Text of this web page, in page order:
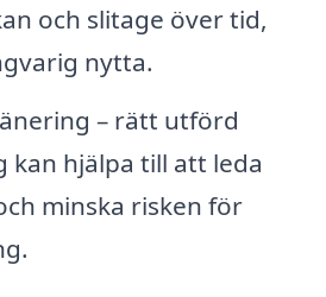
och slitage över tid,
nytta.
– rätt utförd
kan hjälpa till att leda
minska risken för